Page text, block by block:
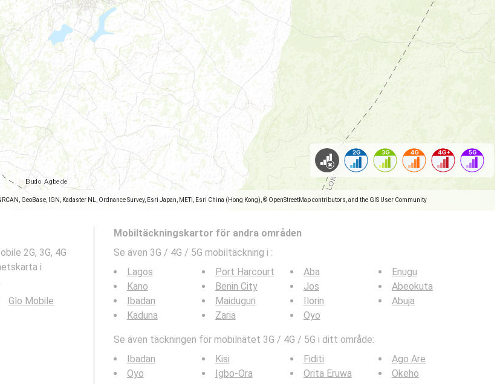
GeoBase, IGN, Kadaster NL, Ordnance Survey, Esri Japan, METI, Esri China (Hong Kong), © OpenStreetMap contributors, and the GIS User Community
2G, 3G, 4G
i
Glo Mobile
Mobiltäckningskartor för andra områden
Se även 3G / 4G / 5G mobiltäckning i :
Lagos
Kano
Ibadan
Kaduna
Port Harcourt
Benin City
Maiduguri
Zaria
Aba
Jos
Ilorin
Oyo
Enugu
Abeokuta
Abuja
Se även täckningen för mobilnätet 3G / 4G / 5G i ditt område:
Ibadan
Oyo
Kisi
Igbo-Ora
Fiditi
Orita Eruwa
Ago Are
Okeho